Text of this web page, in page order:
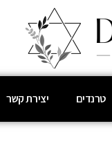
טרנדים יצירת קשר